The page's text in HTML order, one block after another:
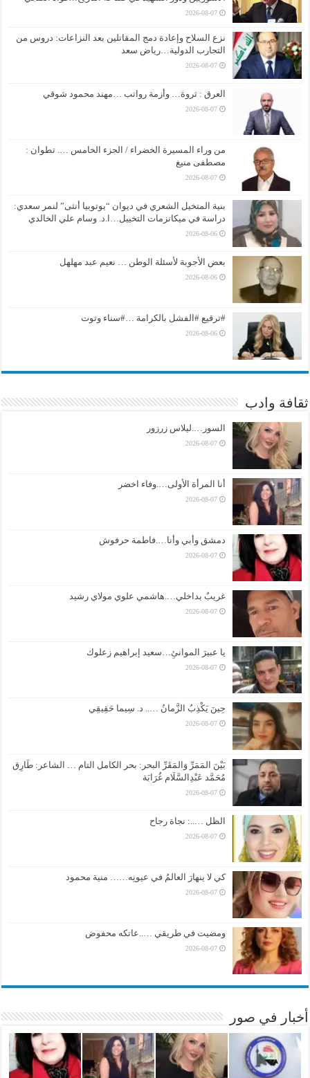
2026-08-07
نزع السلاح وإعادة دمج المقاتلين بعد النزاعات: دروس من
التجارب الدولية…رياض سعد
2026-08-07
العرق : ثروة… وأزمة رواتب …مهند محمود شوقي
2026-08-07
من وراء المسيرة الخضراء / الجزء الخامس …. تطوان :
مصطفى منيغ
2026-08-07
بنية المتخيل الشعري في ديوان “يوتوبيا أنثى” لنمر سعدي:
دراسة في ميكانزمات التخييل…ا.د. وسام علي الخالدي
2026-08-06
بعض الأجوبة لأسئلة الوطن … نعيم عبد مهلهل
2026-08-06
#ترقيع #الفشل بالكرامة …#سناء وتوت
2026-08-06
ثقافة وادب
السور….ليلاس زرزور
2026-08-07
أنا المرأة الأولى….وفاء اخضر
2026-08-07
دمشق وأبي وأنا….فاطمة حرفوش
2026-08-07
غريبٌ بداخلي….هاشمي علوي مولاي رشيد
2026-08-07
يا عبيرَ الموانئِ…سعيد إبراهيم زعلوك
2026-08-07
حِينَ يَكْذِبُ الزَّمانُ ….. د. سِيما حَقِيقِي
2026-08-07
بَيْنَ المَمَرِّ وَالمَقَرِّ البحر: بحر الكامل التام … الشاعر: طَارِق
مُحَمَّد عَبْدِالسَّلَام غُرَابَة
2026-08-07
الظل …..: نجاة رجاح
2026-08-07
كي لا ينهارَ العالمُ في عيونِه…… منية محمود
2026-08-07
ومضيت في طريقي …..عاتكه محفوض
2026-08-07
أخبار في صور